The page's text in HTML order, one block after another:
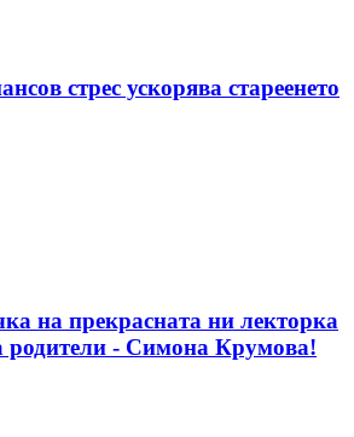
стрес ускорява стареенето
на прекрасната ни лекторка
родители - Симона Крумова!